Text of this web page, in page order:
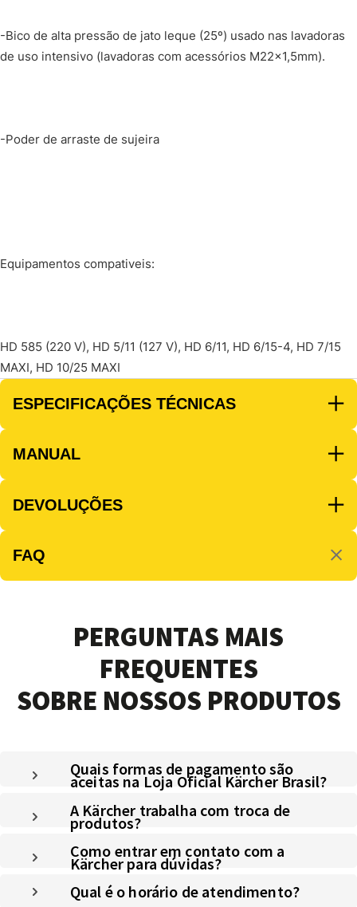
-Bico de alta pressão de jato leque (25º) usado nas lavadoras
de uso intensivo (lavadoras com acessórios M22x1,5mm).
-Poder de arraste de sujeira
Equipamentos compativeis:
HD 585 (220 V), HD 5/11 (127 V), HD 6/11, HD 6/15-4, HD 7/15
MAXI, HD 10/25 MAXI
ESPECIFICAÇÕES TÉCNICAS
MANUAL
DEVOLUÇÕES
FAQ
PERGUNTAS MAIS
FREQUENTES
SOBRE NOSSOS PRODUTOS
Quais formas de pagamento são
aceitas na Loja Oficial Kärcher Brasil?
A Kärcher trabalha com troca de
produtos?
Como entrar em contato com a
Kärcher para dúvidas?
Qual é o horário de atendimento?